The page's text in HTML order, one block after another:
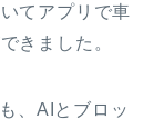
てアプリで車
きました。
も、AIとブロッ